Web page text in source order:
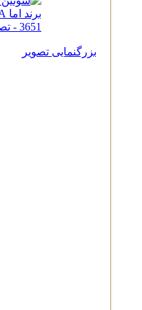
بزرگنمایی تصویر